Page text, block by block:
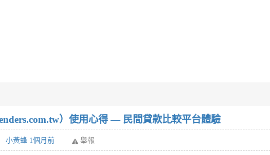
）使用心得 — 民間貸款比較平台體驗
小黃蜂 1個月前 舉報